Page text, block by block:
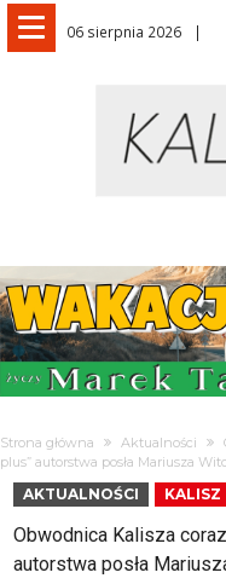
06 sierpnia 2026
Strona główna Aktualności
plus” autorstwa posła Mariusza
AKTUALNOŚCI KALISZ
Obwodnica Kalisza
autorstwa posła